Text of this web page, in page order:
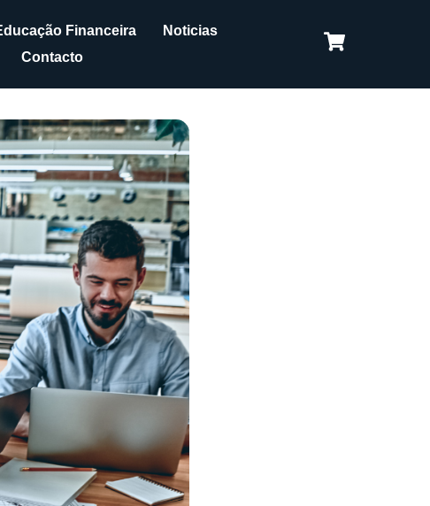
Financeira
Noticias
Contacto